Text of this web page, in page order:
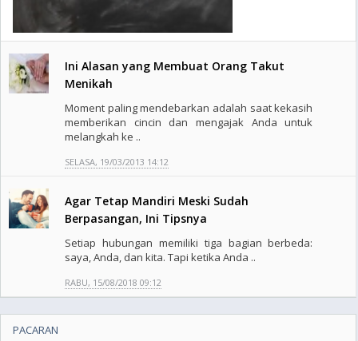
Ini Alasan yang Membuat Orang Takut
Menikah
Moment paling mendebarkan adalah saat kekasih
memberikan cincin dan mengajak Anda untuk
melangkah ke ..
SELASA, 19/03/2013 14:12
Agar Tetap Mandiri Meski Sudah
Berpasangan, Ini Tipsnya
Setiap hubungan memiliki tiga bagian berbeda:
saya, Anda, dan kita. Tapi ketika Anda ..
RABU, 15/08/2018 09:12
PACARAN